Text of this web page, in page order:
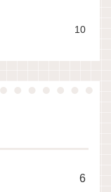
10
6